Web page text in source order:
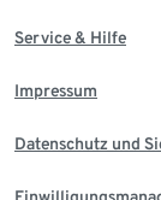
Service & Hilfe
Impressum
Datenschutz und